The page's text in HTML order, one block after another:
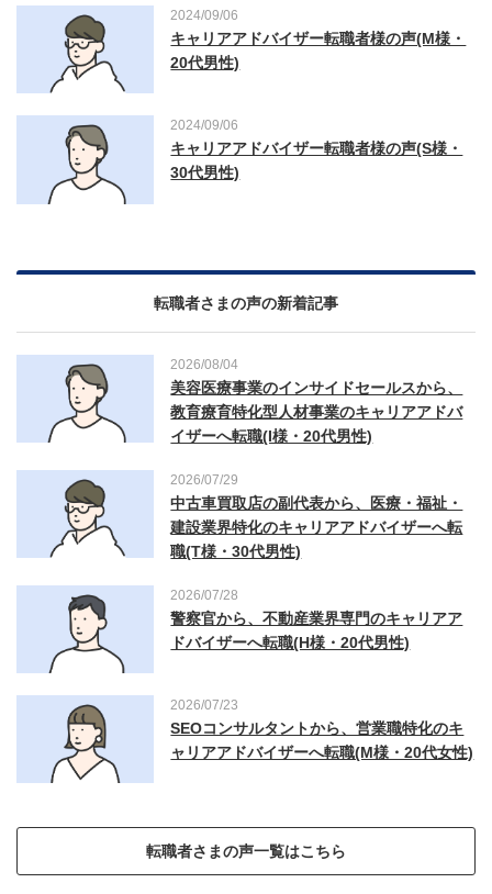
2024/09/06
キャリアアドバイザー転職者様の声(M様・
20代男性)
2024/09/06
キャリアアドバイザー転職者様の声(S様・
30代男性)
転職者さまの声の新着記事
2026/08/04
美容医療事業のインサイドセールスから、
教育療育特化型人材事業のキャリアアドバ
イザーへ転職(I様・20代男性)
2026/07/29
中古車買取店の副代表から、医療・福祉・
建設業界特化のキャリアアドバイザーへ転
職(T様・30代男性)
2026/07/28
警察官から、不動産業界専門のキャリアア
ドバイザーへ転職(H様・20代男性)
2026/07/23
SEOコンサルタントから、営業職特化のキ
ャリアアドバイザーへ転職(M様・20代女性)
転職者さまの声一覧はこちら